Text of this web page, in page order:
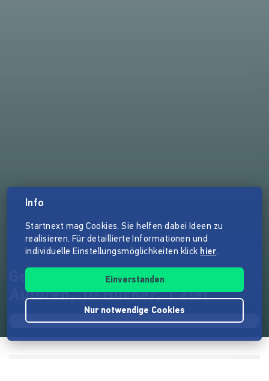
Gedankenwildwuchs - 10
Autoren, 10 Bücher, 1 Ziel
Info
Startnext mag Cookies. Sie helfen dabei Ideen zu
realisieren. Für detaillierte Informationen und
individuelle Einstellungsmöglichkeiten klick hier.
Einverstanden
Nur notwendige Cookies